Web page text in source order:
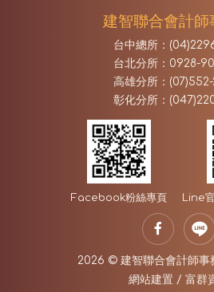
建智聯合會計師
台中總所：
台北分所：0928-
高雄分所：(07)552-
彰化分所：
Facebook粉絲專頁 Line
2026 © 建智聯合會計師事
網站建置 / 富群